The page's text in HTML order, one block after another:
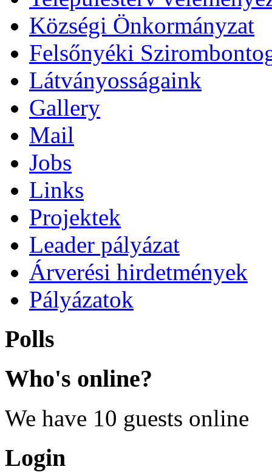
Községi Önkormányzat
Felsőnyéki
Látványosságaink
Gallery
Mail
Jobs
Links
Projektek
Leader pályázat
Árverési hirdetmények
Pályázatok
Polls
Who's online?
We have 10 guests online
Login